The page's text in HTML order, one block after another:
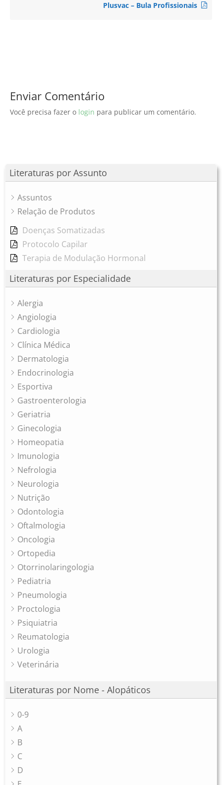
Literaturas por Assunto
Assuntos
Relação de Produtos
Doenças Somatizadas
Protocolo Capilar
Terapia de Modulação Hormonal
Literaturas por Especialidade
Alergia
Angiologia
Cardiologia
Clínica Médica
Dermatologia
Endocrinologia
Esportiva
Gastroenterologia
Geriatria
Ginecologia
Homeopatia
Imunologia
Nefrologia
Neurologia
Nutrição
Odontologia
Oftalmologia
Oncologia
Ortopedia
Otorrinolaringologia
Pediatria
Pneumologia
Proctologia
Psiquiatria
Reumatologia
Urologia
Veterinária
Literaturas por Nome - Alopáticos
0-9
A
B
C
D
Plusvac – Bula Profissionais
Enviar Comentário
Você precisa fazer o login para publicar um comentário.